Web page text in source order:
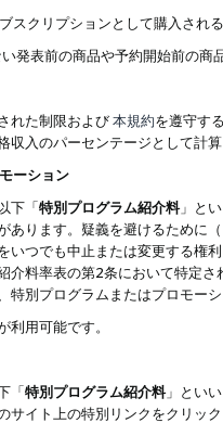
スクリプションとして購入され
発表前の商品や予約開始前の商
れた制限および本規約を遵守す
収入のパーセンテージとして計
ーション
下「特別プログラム紹介料」と
あります。疑義を避けるために
いつでも中止または変更する権
介料率表の第2条において特定
特別プログラムまたはプロモー
用可能です。
「特別プログラム紹介料」とい
サイト上の特別リンクをクリッ